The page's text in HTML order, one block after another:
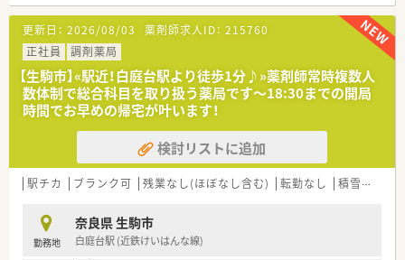
【法人特徴について】
■奈良県を中心に調剤薬局を6店舗展開し、保育事業やパン屋運
営など多角的に地域貢献を行っています。
■「社員満足なくして患者満足なし」を掲げ、働きやすい環境づ
くりに注力する地域密着企業です。
■従業員同士の風通しが良く、定着率が高いのが特徴で、安心し
て長く働ける職場環境です。
【求人情報について】
■年収はご経験やスキルを考慮し、450万円から550万円の範囲
で決定させていただきます。
おり、安定した収入が得られます。
■昇給は年1回（4月）あり、業績や個人の頑張りがしっかりと評
価される仕組みです。
更新日： 2026/08/03 薬剤師求人ID： 215760
正社員
調剤薬局
【生駒市】«駅近！白庭台駅より徒歩1分♪»薬剤師常時複数人
数体制で総合科目を取り扱う薬局です～18:30までの開局
時間でお早めの帰宅が叶います！
検討リストに追加
駅チカ ブランク可 残業なし(ほぼなし含む) 転勤なし 積雪なし
勤務地
奈良県 生駒市
白庭台駅 (近鉄けいはんな線)